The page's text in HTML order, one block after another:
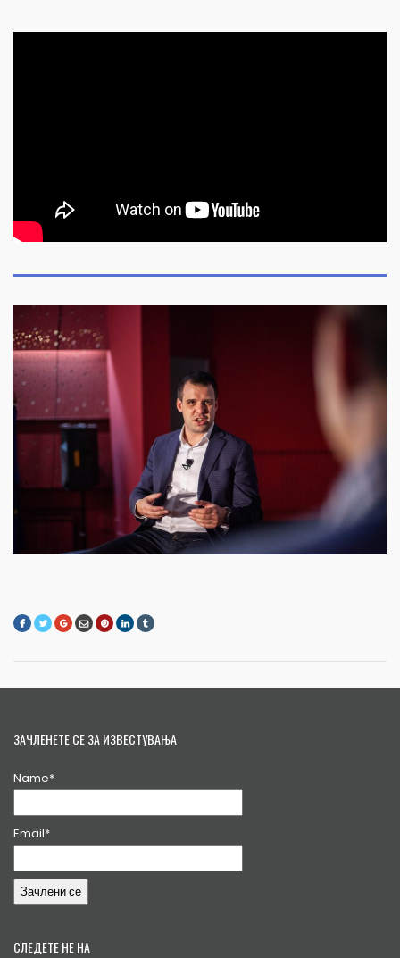
ЗАЧЛЕНЕТЕ СЕ ЗА ИЗВЕСТУВАЊА
Name*
Email*
СЛЕДЕТЕ НЕ НА